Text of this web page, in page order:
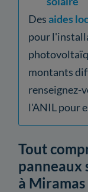
Desaides
pour
montants
renseignez-
l'ANIL pour
Tout
panneaux
à Miramas